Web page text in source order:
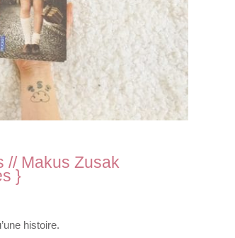
// Makus Zusak
}
histoire.
Acheter